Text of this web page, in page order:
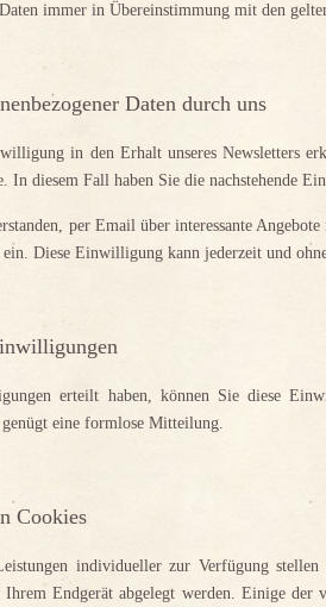
immer in Übereinstimmung mit den
Daten durch uns
in den Erhalt unseres Newsletters
In diesem Fall haben Sie die nachstehende
per Email über interessante
Diese Einwilligung kann jederzeit und
erteilt haben, können Sie diese
eine formlose Mitteilung.
Cookies
individueller zur Verfügung
Endgerät abgelegt werden. Einige der